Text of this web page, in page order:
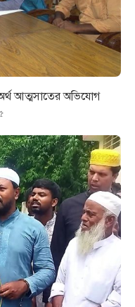
আত্মসাতের অভিযোগ